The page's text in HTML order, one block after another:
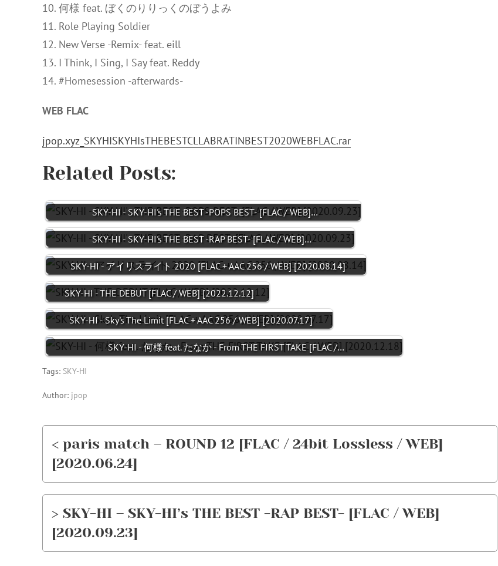
10. 何様 feat. ぼくのりりっくのぼうよみ
11. Role Playing Soldier
12. New Verse -Remix- feat. eill
13. I Think, I Sing, I Say feat. Reddy
14. #Homesession -afterwards-
WEB FLAC
jpop.xyz_SKYHISKYHIsTHEBESTCLLABRATINBEST2020WEBFLAC.rar
Related Posts:
SKY-HI - SKY-HI's THE BEST -POPS BEST- [FLAC / WEB]…
SKY-HI - SKY-HI's THE BEST -RAP BEST- [FLAC / WEB]…
SKY-HI - アイリスライト 2020 [FLAC + AAC 256 / WEB] [2020.08.14]
SKY-HI - THE DEBUT [FLAC / WEB] [2022.12.12]
SKY-HI - Sky's The Limit [FLAC + AAC 256 / WEB] [2020.07.17]
SKY-HI - 何様 feat. たなか - From THE FIRST TAKE [FLAC /…
Tags: SKY-HI
Author: jpop
< paris match – ROUND 12 [FLAC / 24bit Lossless / WEB]
[2020.06.24]
> SKY-HI – SKY-HI’s THE BEST -RAP BEST- [FLAC / WEB]
[2020.09.23]